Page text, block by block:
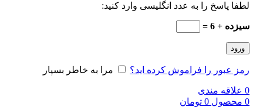
لطفا پاسخ را به عدد انگلیسی وارد کنید:
سیزده + 6 =
ورود
رمز عبور را فراموش کرده اید؟ مرا به خاطر بسپار
0 علاقه مندی
0 محصول 0 تومان